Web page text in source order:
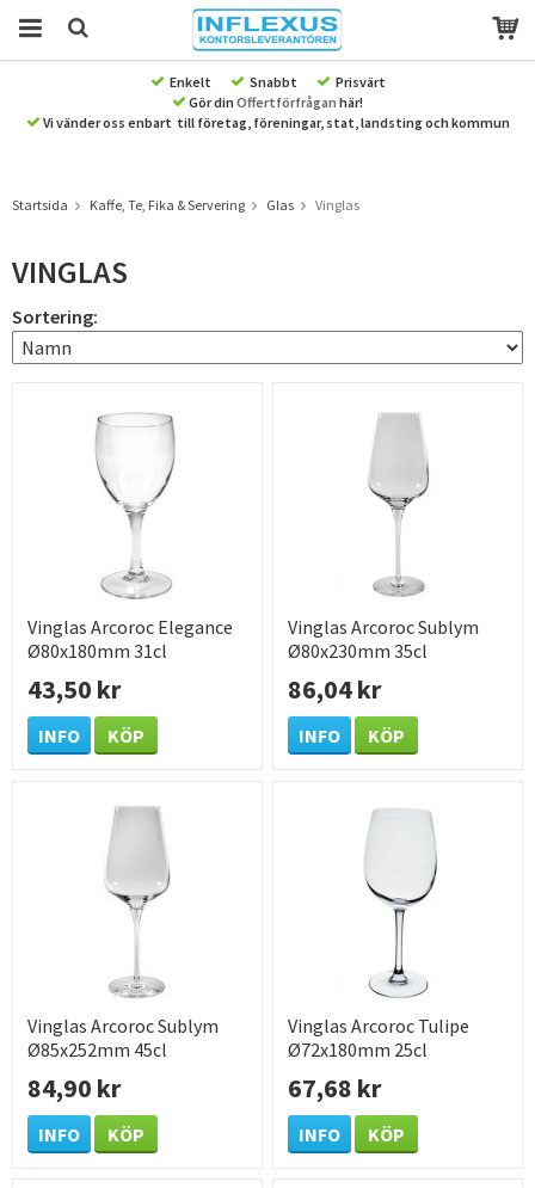
Produkten har blivit tillagd i varukorgen
Enkelt Snabbt
Prisvärt
Gör din Offertförfrågan här!
Vi vänder oss enbart till företag, föreningar, stat, landsting och kommun
Startsida Kaffe, Te, Fika & Servering Glas Vinglas
VINGLAS
Sortering:
Vinglas Arcoroc Elegance
Ø80x180mm 31cl
43,50 kr
INFO KÖP
Vinglas Arcoroc Sublym
Ø80x230mm 35cl
86,04 kr
INFO KÖP
Vinglas Arcoroc Sublym
Ø85x252mm 45cl
84,90 kr
INFO KÖP
Vinglas Arcoroc Tulipe
Ø72x180mm 25cl
67,68 kr
INFO KÖP